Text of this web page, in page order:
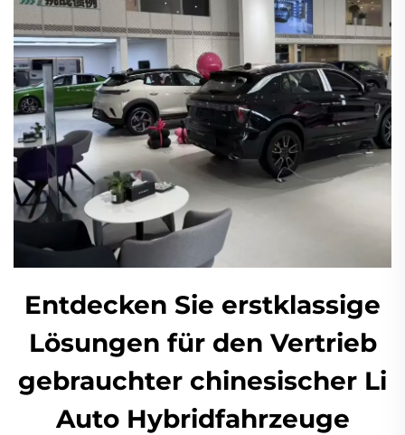
Entdecken Sie erstklassige
Lösungen für den Vertrieb
gebrauchter chinesischer Li
Auto Hybridfahrzeuge